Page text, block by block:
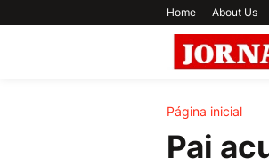
Home About Us
Página inicial
Pai